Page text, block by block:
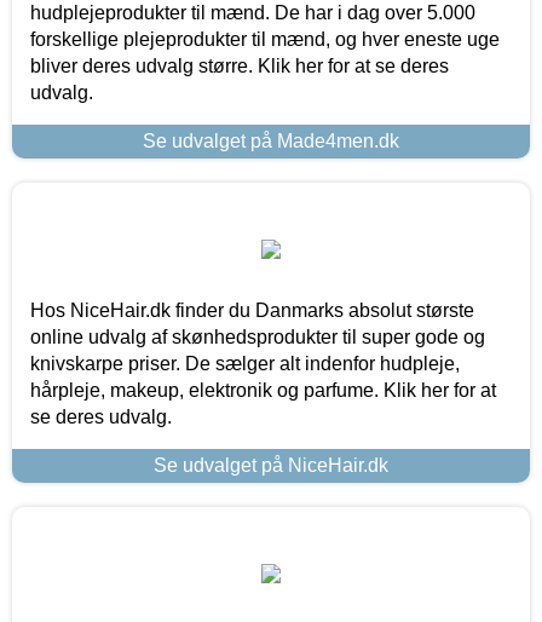
hudplejeprodukter til mænd. De har i dag over 5.000
forskellige plejeprodukter til mænd, og hver eneste uge
bliver deres udvalg større. Klik her for at se deres
udvalg.
Se udvalget på Made4men.dk
Hos NiceHair.dk finder du Danmarks absolut største
online udvalg af skønhedsprodukter til super gode og
knivskarpe priser. De sælger alt indenfor hudpleje,
hårpleje, makeup, elektronik og parfume. Klik her for at
se deres udvalg.
Se udvalget på NiceHair.dk